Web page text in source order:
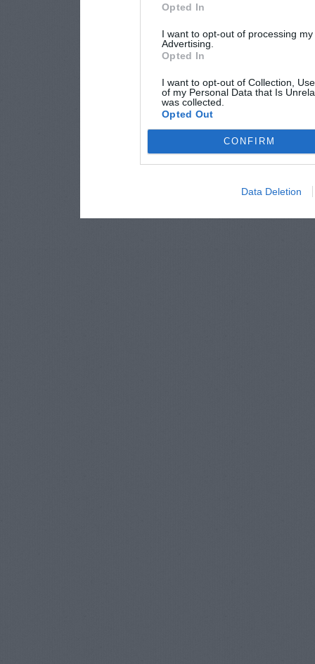
Opted In
I want to opt-out of processing
Advertising.
Opted In
I want to opt-out of Collection,
of my Personal Data that Is
was collected.
Opted Out
CONFIRM
Data Deletion